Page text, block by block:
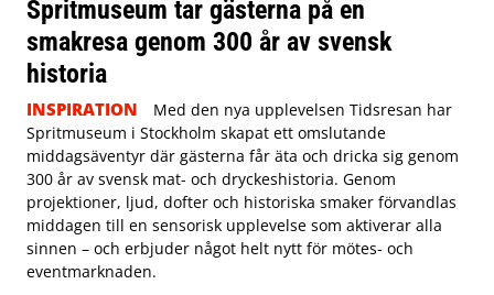
Spritmuseum tar gästerna på en
smakresa genom 300 år av svensk
historia
INSPIRATION
Med den nya upplevelsen Tidsresan har
Spritmuseum i Stockholm skapat ett omslutande
middagsäventyr där gästerna får äta och dricka sig genom
300 år av svensk mat- och dryckeshistoria. Genom
projektioner, ljud, dofter och historiska smaker förvandlas
middagen till en sensorisk upplevelse som aktiverar alla
sinnen – och erbjuder något helt nytt för mötes- och
eventmarknaden.